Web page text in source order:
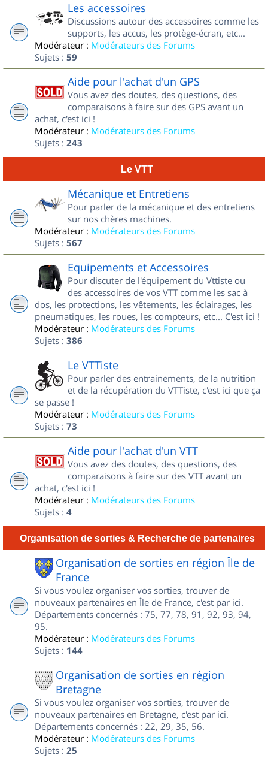
Les accessoires
Discussions autour des accessoires comme les
supports, les accus, les protège-écran, etc...
Modérateur : Modérateurs des Forums
Sujets : 59
Aide pour l'achat d'un GPS
Vous avez des doutes, des questions, des
comparaisons à faire sur des GPS avant un
achat, c'est ici !
Modérateur : Modérateurs des Forums
Sujets : 243
Le VTT
Mécanique et Entretiens
Pour parler de la mécanique et des entretiens
sur nos chères machines.
Modérateur : Modérateurs des Forums
Sujets : 567
Equipements et Accessoires
Pour discuter de l'équipement du Vttiste ou
des accessoires de vos VTT comme les sac à
dos, les protections, les vêtements, les éclairages, les
pneumatiques, les roues, les compteurs, etc... C'est ici !
Modérateur : Modérateurs des Forums
Sujets : 386
Le VTTiste
Pour parler des entrainements, de la nutrition
et de la récupération du VTTiste, c'est ici que ça
se passe !
Modérateur : Modérateurs des Forums
Sujets : 73
Aide pour l'achat d'un VTT
Vous avez des doutes, des questions, des
comparaisons à faire sur des VTT avant un
achat, c'est ici !
Modérateur : Modérateurs des Forums
Sujets : 4
Organisation de sorties & Recherche de partenaires
Organisation de sorties en région Île de
France
Si vous voulez organiser vos sorties, trouver de
nouveaux partenaires en Île de France, c'est par ici.
Départements concernés : 75, 77, 78, 91, 92, 93, 94,
95.
Modérateur : Modérateurs des Forums
Sujets : 144
Organisation de sorties en région
Bretagne
Si vous voulez organiser vos sorties, trouver de
nouveaux partenaires en Bretagne, c'est par ici.
Départements concernés : 22, 29, 35, 56.
Modérateur : Modérateurs des Forums
Sujets : 25